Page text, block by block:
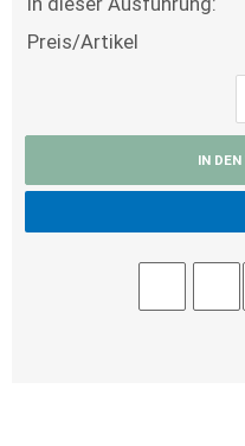
Preis/Artikel
IN